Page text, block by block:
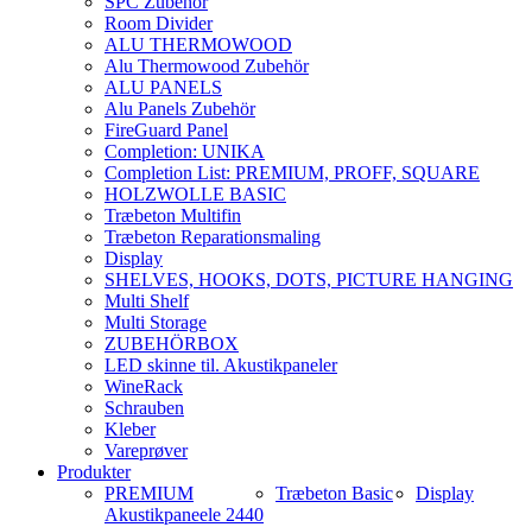
Room Divider
ALU THERMOWOOD
Alu Thermowood Zubehör
ALU PANELS
Alu Panels Zubehör
FireGuard Panel
Completion: UNIKA
Completion List: PREMIUM, PROFF, SQUARE
HOLZWOLLE BASIC
Træbeton Multifin
Træbeton Reparationsmaling
Display
SHELVES, HOOKS, DOTS, PICTURE HANGING
Multi Shelf
Multi Storage
ZUBEHÖRBOX
LED skinne til. Akustikpaneler
WineRack
Schrauben
Kleber
Vareprøver
Produkter
PREMIUM
Akustikpaneele 2440
Træbeton Basic Display